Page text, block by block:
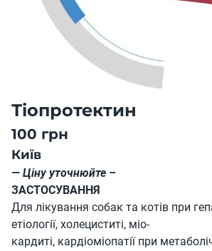
Тіопротектин
100 грн
Київ
— Ціну уточнюйте –
ЗАСТОСУВАННЯ
Для лікування собак та котів при
етіології, холециститі, міо-
кардиті, кардіоміопатії при